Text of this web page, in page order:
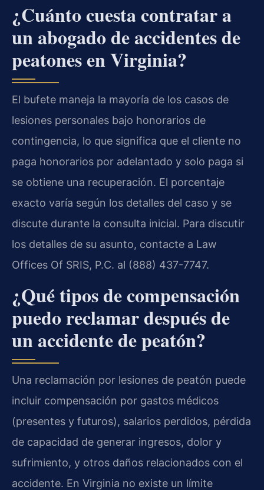
¿Cuánto cuesta contratar a
un abogado de accidentes de
peatones en Virginia?
El bufete maneja la mayoría de los casos de
lesiones personales bajo honorarios de
contingencia, lo que significa que el cliente no
paga honorarios por adelantado y solo paga si
se obtiene una recuperación. El porcentaje
exacto varía según los detalles del caso y se
discute durante la consulta inicial. Para discutir
los detalles de su asunto, contacte a Law
Offices Of SRIS, P.C. al (888) 437-7747.
¿Qué tipos de compensación
puedo reclamar después de
un accidente de peatón?
Una reclamación por lesiones de peatón puede
incluir compensación por gastos médicos
(presentes y futuros), salarios perdidos, pérdida
de capacidad de generar ingresos, dolor y
sufrimiento, y otros daños relacionados con el
accidente. En Virginia no existe un límite